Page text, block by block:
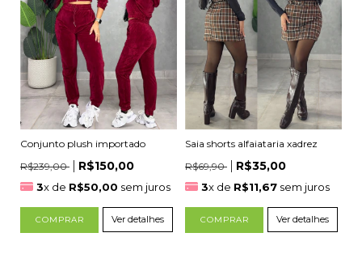
Conjunto plush importado
R$239,00
R$150,00
3x de R$50,00 sem juros
COMPRAR Ver detalhes
Saia shorts alfaiataria xadrez
R$69,90
R$35,00
3x de R$11,67 sem juros
COMPRAR Ver detalhes